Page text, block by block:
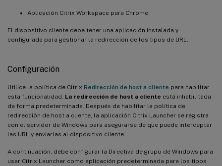
Aplicación Citrix Workspace para Chrome
El dispositivo cliente debe tener una aplicación instalada y
configurada para gestionar la redirección de los tipos de URL.
Configuración
Utilice la política de Citrix Redirección de host a cliente para habilitar
esta funcionalidad. La redirección de host a cliente está inhabilitada
de forma predeterminada. Después de habilitar la política de
redirección de host a cliente, la aplicación Citrix Launcher se registra
con el servidor de Windows para asegurarse de que puede interceptar
las URL y enviarlas al dispositivo cliente.
A continuación, debe configurar la Directiva de grupo de Windows para
usar Citrix Launcher como aplicación predeterminada para los tipos